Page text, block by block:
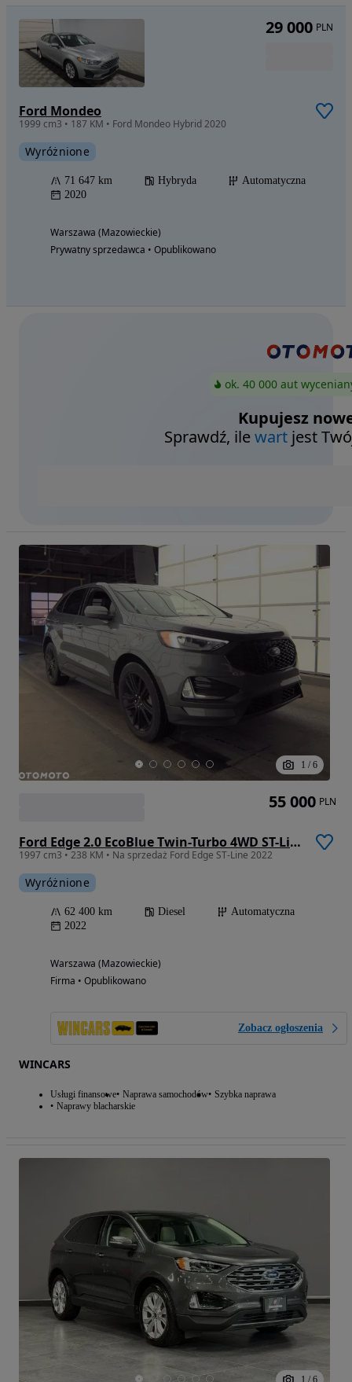
Ford Mondeo
1999 cm3 • 187 KM • Ford Mondeo Hybrid 2020
Wyróżnione
71 647 km Hybryda
Automatyczna
2020
Warszawa (Mazowieckie)
Prywatny sprzedawca • Opublikowano
29 000 PLN
ok. 40 000 aut
Kupujesz
Sprawdź, ilewart jest
1 / 6
Ford Edge 2.0 EcoBlue Twin-Turbo 4WD ST-Line
1997 cm3 • 238 KM • Na sprzedaż Ford Edge ST-Line 2022
Wyróżnione
62 400 km Diesel
Automatyczna
2022
Warszawa (Mazowieckie)
Firma • Opublikowano
Zobacz ogłoszenia
WINCARS
Usługi finansowe Naprawa samochodów Szybka naprawa
Naprawy blacharskie
55 000 PLN
1 / 6